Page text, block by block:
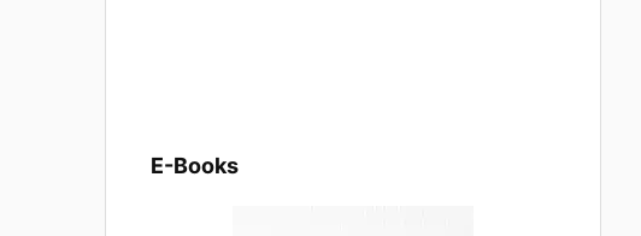
E-Books